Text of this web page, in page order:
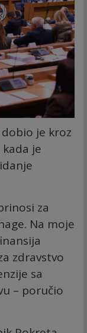
je kroz
je
za
Na moje
zdravstvo
sa
– poručio